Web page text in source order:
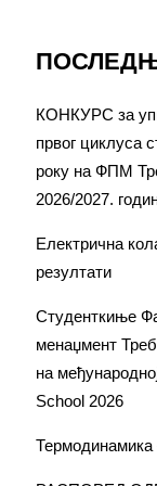
КОНКУРС за
првог циклуса
року на ФПМ
2026/2027.
Електрична
резултати
Студенткиње
менаџмент
на
School 2026
Термодинамика